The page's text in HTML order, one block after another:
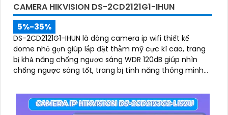
CAMERA HIKVISION DS-2CD2121G1-IHUN
5%-35%
DS-2CD2121G1-IHUN là dòng camera ip wifi thiết kế
dome nhỏ gọn giúp lắp đặt thẫm mỹ cực kì cao, trang
bị khả năng chống ngược sáng WDR 120dB giúp nhìn
chống ngược sáng tốt, trang bị tính năng thông minh
hồng ngoại 30m